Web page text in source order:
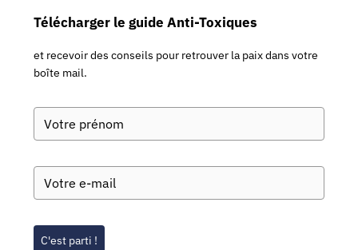
Télécharger le guide Anti-Toxiques
et recevoir des conseils pour retrouver la paix dans votre
boîte mail.
C'est parti !